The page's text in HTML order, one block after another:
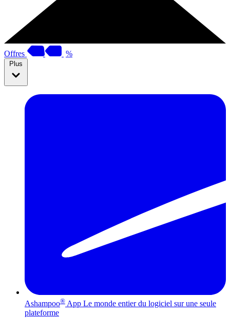
Offres %
Plus
Ashampoo® App Le monde entier du logiciel sur une seule
plateforme